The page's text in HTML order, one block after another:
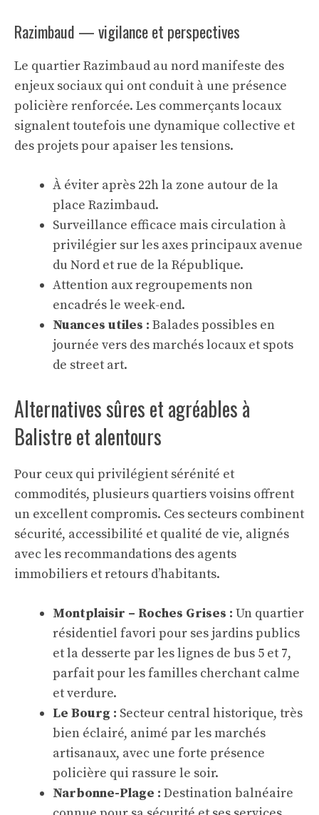
Razimbaud — vigilance et perspectives
Le quartier Razimbaud au nord manifeste des
enjeux sociaux qui ont conduit à une présence
policière renforcée. Les commerçants locaux
signalent toutefois une dynamique collective et
des projets pour apaiser les tensions.
À éviter après 22h la zone autour de la
place Razimbaud.
Surveillance efficace mais circulation à
privilégier sur les axes principaux avenue
du Nord et rue de la République.
Attention aux regroupements non
encadrés le week-end.
Nuances utiles : Balades possibles en
journée vers des marchés locaux et spots
de street art.
Alternatives sûres et agréables à
Balistre et alentours
Pour ceux qui privilégient sérénité et
commodités, plusieurs quartiers voisins offrent
un excellent compromis. Ces secteurs combinent
sécurité, accessibilité et qualité de vie, alignés
avec les recommandations des agents
immobiliers et retours d’habitants.
Montplaisir – Roches Grises : Un quartier
résidentiel favori pour ses jardins publics
et la desserte par les lignes de bus 5 et 7,
parfait pour les familles cherchant calme
et verdure.
Le Bourg : Secteur central historique, très
bien éclairé, animé par les marchés
artisanaux, avec une forte présence
policière qui rassure le soir.
Narbonne-Plage : Destination balnéaire